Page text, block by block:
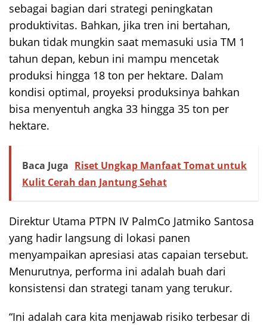
sebagai bagian dari strategi peningkatan
produktivitas. Bahkan, jika tren ini bertahan,
bukan tidak mungkin saat memasuki usia TM 1
tahun depan, kebun ini mampu mencetak
produksi hingga 18 ton per hektare. Dalam
kondisi optimal, proyeksi produksinya bahkan
bisa menyentuh angka 33 hingga 35 ton per
hektare.
Baca Juga Riset Ungkap Manfaat Tomat untuk
Kulit Cerah dan Jantung Sehat
Direktur Utama PTPN IV PalmCo Jatmiko Santosa
yang hadir langsung di lokasi panen
menyampaikan apresiasi atas capaian tersebut.
Menurutnya, performa ini adalah buah dari
konsistensi dan strategi tanam yang terukur.
“Ini adalah cara kita menjawab risiko terbesar di